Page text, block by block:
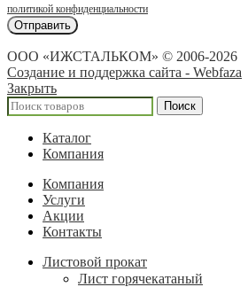
политикой конфиденциальности
ООО «ИЖСТАЛЬКОМ» © 2006-2026
Создание и поддержка сайта - Webfaza
Закрыть
Поиск
Каталог
Компания
Компания
Услуги
Акции
Контакты
Листовой прокат
Лист горячекатаный